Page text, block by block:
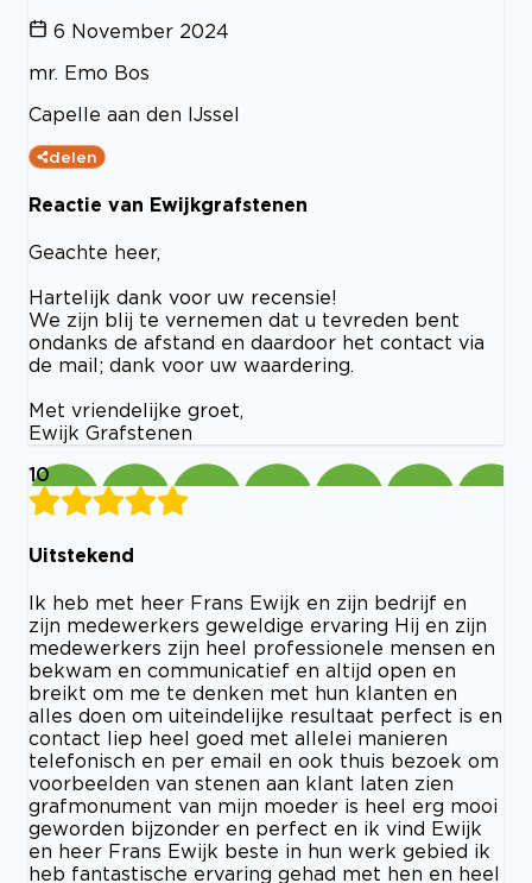
6 November 2024
mr. Emo Bos
Capelle aan den IJssel
delen
Reactie van Ewijkgrafstenen
Geachte heer,
Hartelijk dank voor uw recensie!
We zijn blij te vernemen dat u tevreden bent
ondanks de afstand en daardoor het contact via
de mail; dank voor uw waardering.
Met vriendelijke groet,
Ewijk Grafstenen
10
Uitstekend
Ik heb met heer Frans Ewijk en zijn bedrijf en
zijn medewerkers geweldige ervaring Hij en zijn
medewerkers zijn heel professionele mensen en
bekwam en communicatief en altijd open en
breikt om me te denken met hun klanten en
alles doen om uiteindelijke resultaat perfect is en
contact liep heel goed met allelei manieren
telefonisch en per email en ook thuis bezoek om
voorbeelden van stenen aan klant laten zien
grafmonument van mijn moeder is heel erg mooi
geworden bijzonder en perfect en ik vind Ewijk
en heer Frans Ewijk beste in hun werk gebied ik
heb fantastische ervaring gehad met hen en heel